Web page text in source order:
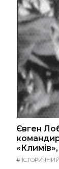
Євген
#